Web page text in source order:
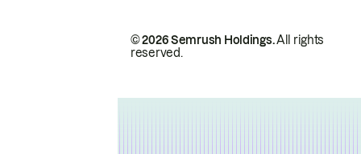
© 2026 Semrush Holdings.All rights
reserved.